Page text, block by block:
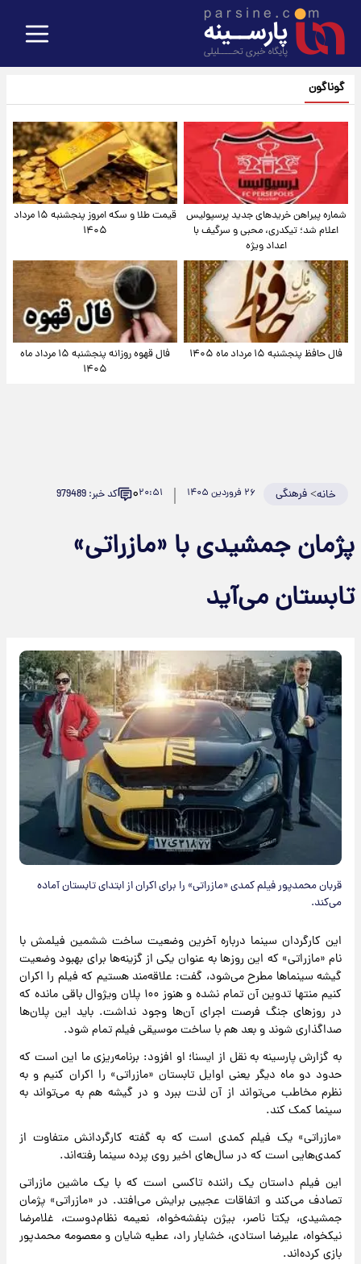
گوناگون
شماره پیراهن خریدهای جدید پرسپولیس
اعلام شد؛ تیکدری، محبی و سرگیف با
اعداد ویژه
قیمت طلا و سکه امروز پنجشنبه ۱۵ مرداد
۱۴۰۵
فال حافظ پنجشنبه ۱۵ مرداد ماه ۱۴۰۵
فال قهوه روزانه پنجشنبه ۱۵ مرداد ماه
۱۴۰۵
خانه>فرهنگی ۲۶ فروردین ۱۴۰۵ ۲۰:۵۱۰ کد خبر: 979489
پژمان جمشیدی با «مازراتی»
تابستان می‌آید
قربان محمدپور فیلم کمدی «مازراتی» را برای اکران از ابتدای تابستان آماده
می‌کند.
این کارگردان سینما درباره آخرین وضعیت ساخت ششمین فیلمش با
نام «مازراتی» که این روزها به عنوان یکی از گزینه‌ها برای بهبود وضعیت
گیشه سینماها مطرح می‌شود، گفت: علاقه‌مند هستیم که فیلم را اکران
کنیم منتها تدوین آن تمام نشده و هنوز ۱۰۰ پلان ویژوال باقی مانده که
در روزهای جنگ فرصت اجرای آن‌ها وجود نداشت. باید این پلان‌ها
صداگذاری شوند و بعد هم با ساخت موسیقی فیلم تمام شود.
به گزارش پارسینه به نقل از ایسنا؛ او افزود: برنامه‌ریزی ما این است که
حدود دو ماه دیگر یعنی اوایل تابستان «مازراتی» را اکران کنیم و به
نظرم مخاطب می‌تواند از آن لذت ببرد و در گیشه هم به می‌تواند به
سینما کمک کند.
«مازراتی» یک فیلم کمدی است که به گفته کارگردانش متفاوت از
کمدی‌هایی است که در سال‌های اخیر روی پرده سینما رفته‌اند.
این فیلم داستان یک راننده تاکسی است که با یک ماشین مازراتی
تصادف می‌کند و اتفاقات عجیبی برایش می‌افتد. در «مازراتی» پژمان
جمشیدی، یکتا ناصر، بیژن بنفشه‌خواه، نعیمه نظام‌دوست، غلامرضا
نیکخواه، علیرضا استادی، خشایار راد، عطیه شایان و معصومه محمدپور
بازی کرده‌اند.